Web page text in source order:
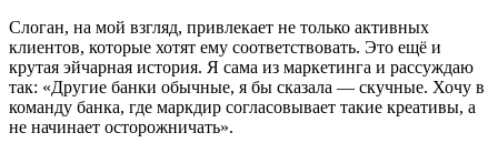
Слоган, на мой взгляд, привлекает не только активных
клиентов, которые хотят ему соответствовать. Это ещё и
крутая эйчарная история. Я сама из маркетинга и рассуждаю
так: «Другие банки обычные, я бы сказала — скучные. Хочу в
команду банка, где маркдир согласовывает такие креативы, а
не начинает осторожничать».